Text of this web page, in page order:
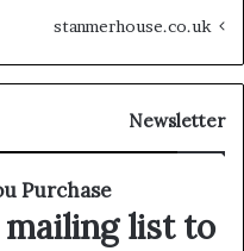
stanmerhouse.co.uk
Newsletter
Purchase
list to